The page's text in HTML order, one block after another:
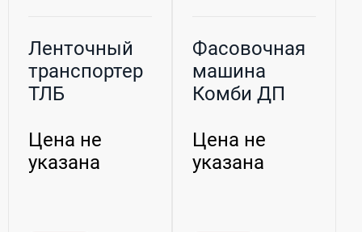
Ленточный
транспортер
ТЛБ
Цена не
указана
Фасовочная
машина
Комби ДП
Цена не
указана